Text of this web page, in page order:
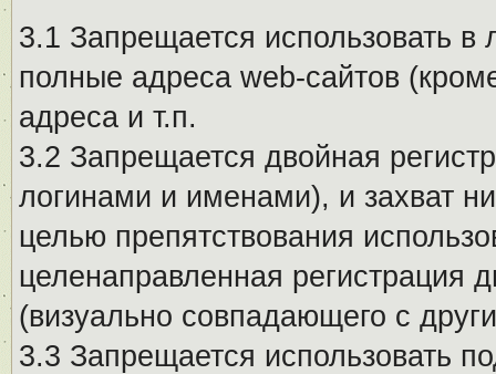
3.1 Запрещается использовать
полные адреса web-сайтов
адреса и т.п.
3.2 Запрещается двойная
логинами и именами), и захват
целью препятствования
целенаправленная регистрация
(визуально совпадающего с
3.3 Запрещается использовать